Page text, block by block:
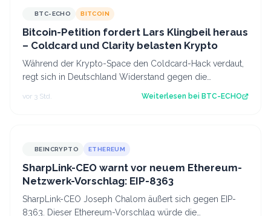
BTC-ECHO BITCOIN
Bitcoin-Petition fordert Lars Klingbeil heraus
– Coldcard und Clarity belasten Krypto
Während der Krypto-Space den Coldcard-Hack verdaut,
regt sich in Deutschland Widerstand gegen die
Abschaffung der Krypto-Haltefrist. Source:…
vor 3 Std. Weiterlesen bei BTC-ECHO
BEINCRYPTO ETHEREUM
SharpLink-CEO warnt vor neuem Ethereum-
Netzwerk-Vorschlag: EIP-8363
SharpLink-CEO Joseph Chalom äußert sich gegen EIP-
8363. Dieser Ethereum-Vorschlag würde die